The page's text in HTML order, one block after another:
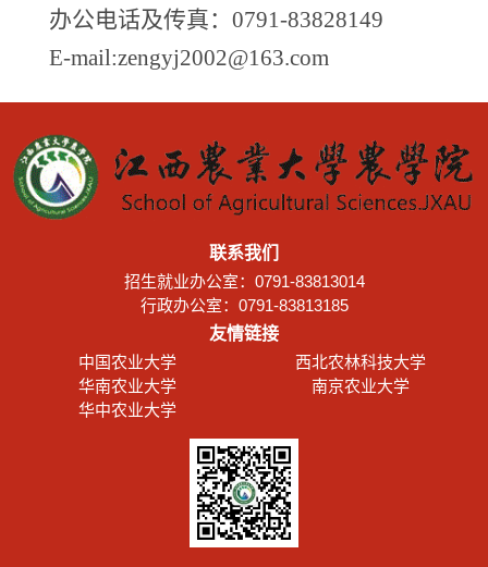
办公电话及传真：0791-83828149
E-mail:zengyj2002@163.com
联系我们
招生就业办公室：0791-83813014
行政办公室：0791-83813185
友情链接
中国农业大学
西北农林科技大学
华南农业大学
南京农业大学
华中农业大学